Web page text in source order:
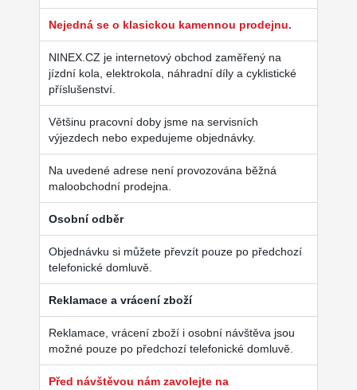
Nejedná se o klasickou kamennou prodejnu.
NINEX.CZ je internetový obchod zaměřený na
jízdní kola, elektrokola, náhradní díly a cyklistické
příslušenství.
Většinu pracovní doby jsme na servisních
výjezdech nebo expedujeme objednávky.
Na uvedené adrese není provozována běžná
maloobchodní prodejna.
Osobní odběr
Objednávku si můžete převzít pouze po předchozí
telefonické domluvě.
Reklamace a vrácení zboží
Reklamace, vrácení zboží i osobní návštěva jsou
možné pouze po předchozí telefonické domluvě.
Před návštěvou nám zavolejte na